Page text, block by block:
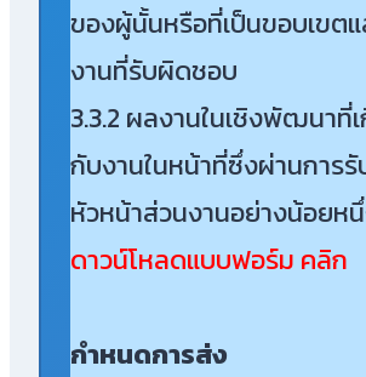
ของผู้นั้นหรือที่เป็นขอบเขต
งานที่รับผิดชอบ
3.3.2 ผลงานในเชิงพัฒนาที่
กับงานในหน้าที่ซึ่งผ่านการรั
หัวหน้าส่วนงานอย่างน้อยห
ดาวน์โหลดแบบฟอร์ม คลิก
กำหนดการส่ง